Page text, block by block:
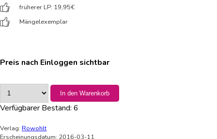
früherer LP: 19,95€
Mängelexemplar
Preis nach Einloggen sichtbar
In den Warenkorb
Verfügbarer Bestand: 6
Verlag: Rowohlt
Erscheinungsdatum: 2016-03-11